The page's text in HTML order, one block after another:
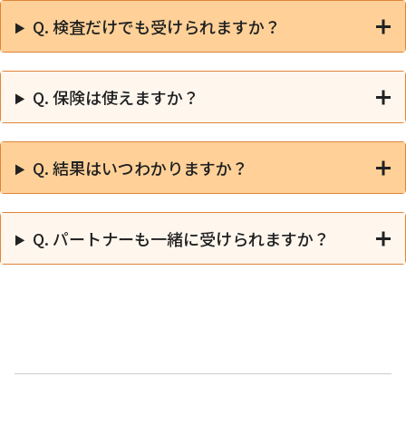
Q. 検査だけでも受けられますか？
Q. 保険は使えますか？
Q. 結果はいつわかりますか？
Q. パートナーも一緒に受けられますか？